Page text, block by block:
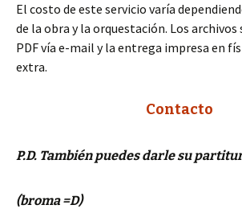
El costo de este servicio varía
de la obra y la orquestación. Los archivos
PDF vía e-mail y la entrega impresa en
extra.
Contacto
P.D. También puedes darle su
(broma =D)